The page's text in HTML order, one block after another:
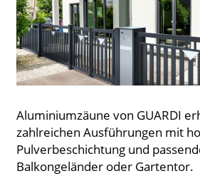
Aluminiumzäune von GUARDI
zahlreichen Ausführungen mit
Pulverbeschichtung und
Balkongeländer oder Gartentor.